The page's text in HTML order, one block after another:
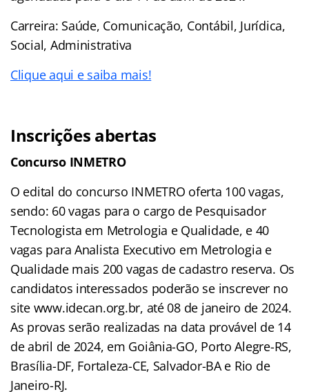
Carreira: Saúde, Comunicação, Contábil, Jurídica,
Social, Administrativa
Clique aqui e saiba mais!
Inscrições abertas
Concurso INMETRO
O edital do concurso INMETRO oferta 100 vagas,
sendo: 60 vagas para o cargo de Pesquisador
Tecnologista em Metrologia e Qualidade, e 40
vagas para Analista Executivo em Metrologia e
Qualidade mais 200 vagas de cadastro reserva. Os
candidatos interessados poderão se inscrever no
site www.idecan.org.br, até 08 de janeiro de 2024.
As provas serão realizadas na data provável de 14
de abril de 2024, em Goiânia-GO, Porto Alegre-RS,
Brasília-DF, Fortaleza-CE, Salvador-BA e Rio de
Janeiro-RJ.